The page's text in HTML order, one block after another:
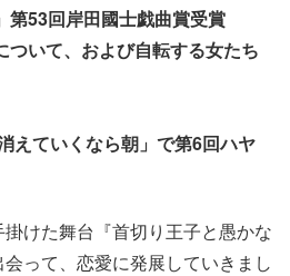
第53回岸田國士戯曲賞受賞
ついて、および自転する女たち
えていくなら朝」で第6回ハヤ
けた舞台『首切り王子と愚かな
って、恋愛に発展していきまし